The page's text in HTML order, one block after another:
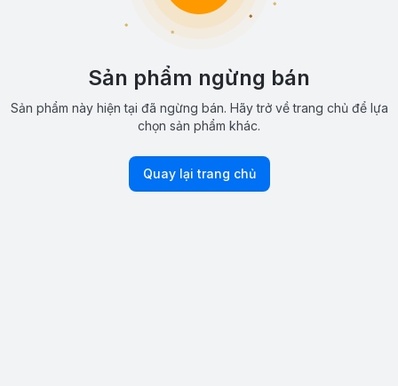
Sản phẩm ngừng bán
Sản phẩm này hiện tại đã ngừng bán. Hãy trở về trang chủ để lựa
chọn sản phẩm khác.
Quay lại trang chủ